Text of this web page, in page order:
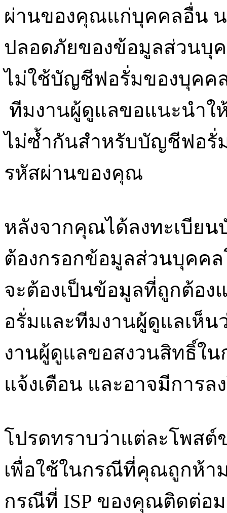
ผ่านของคุณแก่บุคคลอื่น
ปลอดภัยของข้อมูลส่วนบุ
ไม่ใช้บัญชีฟอรั่มของบุคค
ทีมงานผู้ดูแลขอแนะนำ
ไม่ซ้ำกันสำหรับบัญชีฟอรั่
รหัสผ่านของคุณ
หลังจากคุณได้ลงทะเบีย
ต้องกรอกข้อมูลส่วนบุคค
จะต้องเป็นข้อมูลที่ถูกต้อง
อรั่มและทีมงานผู้ดูแลเห็น
งานผู้ดูแลขอสงวนสิทธิ์ใ
แจ้งเตือน และอาจมีการ
โปรดทราบว่าแต่ละโพสต์
เพื่อใช้ในกรณีที่คุณถูกห้า
กรณีที่ ISP ของคุณติดต่อ